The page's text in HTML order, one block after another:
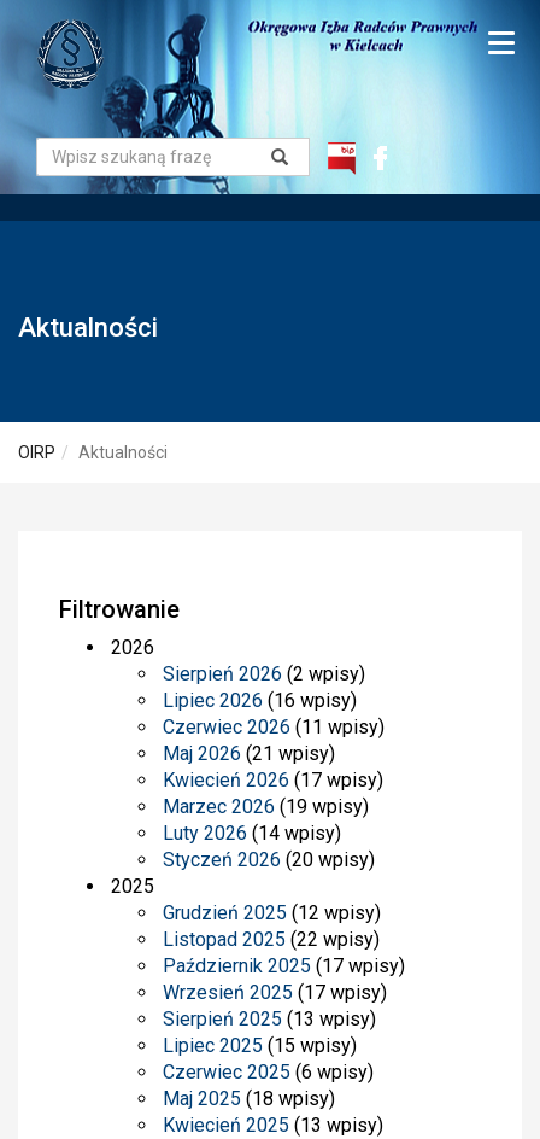
Aktualności
OIRP Aktualności
Filtrowanie
2026
Sierpień 2026 (2 wpisy)
Lipiec 2026 (16 wpisy)
Czerwiec 2026 (11 wpisy)
Maj 2026 (21 wpisy)
Kwiecień 2026 (17 wpisy)
Marzec 2026 (19 wpisy)
Luty 2026 (14 wpisy)
Styczeń 2026 (20 wpisy)
2025
Grudzień 2025 (12 wpisy)
Listopad 2025 (22 wpisy)
Październik 2025 (17 wpisy)
Wrzesień 2025 (17 wpisy)
Sierpień 2025 (13 wpisy)
Lipiec 2025 (15 wpisy)
Czerwiec 2025 (6 wpisy)
Maj 2025 (18 wpisy)
Kwiecień 2025 (13 wpisy)